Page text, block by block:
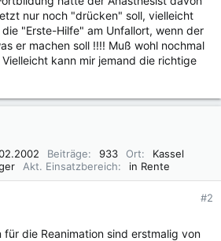
nur noch "drücken" soll, vielleicht
"Erste-Hilfe" am Unfallort, wenn der
er machen soll !!!! Muß wohl nochmal
kann mir jemand die richtige
Beiträge 933 Ort
Kassel
Akt. Einsatzbereich in Rente
#2
die Reanimation sind erstmalig von